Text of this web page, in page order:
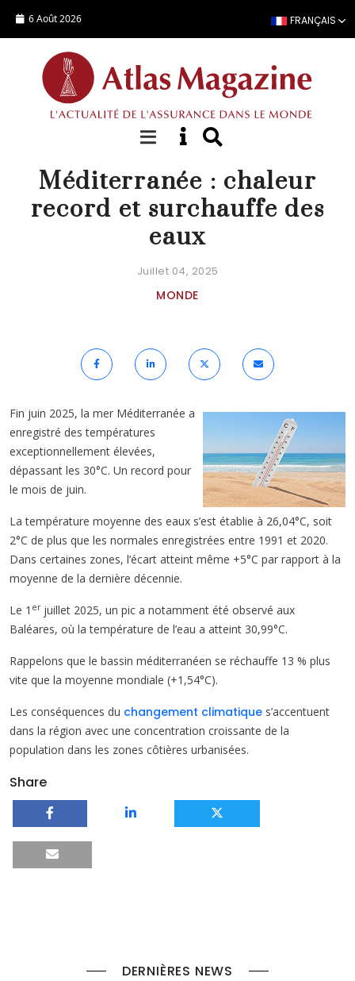
6 Août 2026 FRANÇAIS
DIVERS
Méditerranée : chaleur
record et surchauffe des
eaux
Juillet 04, 2025
MONDE
Fin juin 2025, la mer Méditerranée a
enregistré des températures
exceptionnellement élevées,
dépassant les 30°C. Un record pour
le mois de juin.
La température moyenne des eaux s’est établie à 26,04°C, soit
2°C de plus que les normales enregistrées entre 1991 et 2020.
Dans certaines zones, l’écart atteint même +5°C par rapport à la
moyenne de la dernière décennie.
Le 1 erjuillet 2025, un pic a notamment été observé aux
Baléares, où la température de l’eau a atteint 30,99°C.
Rappelons que le bassin méditerranéen se réchauffe 13 % plus
vite que la moyenne mondiale (+1,54°C).
Les conséquences du changement climatique s’accentuent
dans la région avec une concentration croissante de la
population dans les zones côtières urbanisées.
Share
DERNIÈRES NEWS